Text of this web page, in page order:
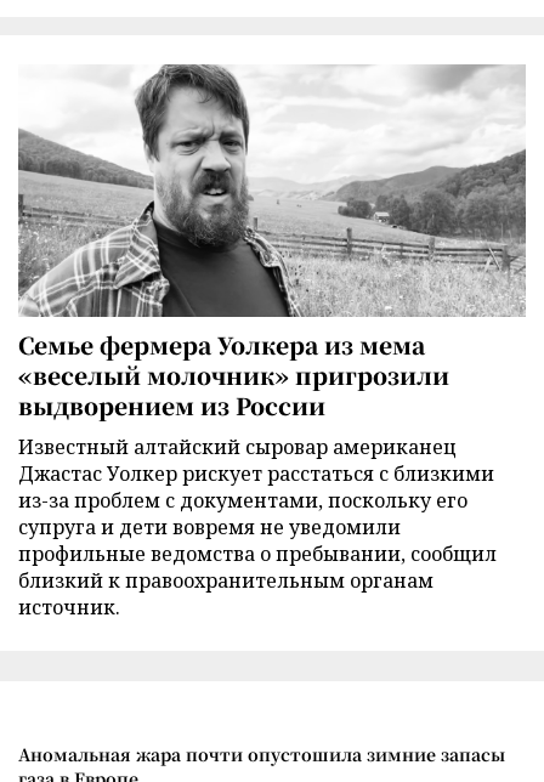
Семье фермера Уолкера из мема
«веселый молочник» пригрозили
выдворением из России
Известный алтайский сыровар американец
Джастас Уолкер рискует расстаться с близкими
из-за проблем с документами, поскольку его
супруга и дети вовремя не уведомили
профильные ведомства о пребывании, сообщил
близкий к правоохранительным органам
источник.
Аномальная жара почти опустошила зимние запасы